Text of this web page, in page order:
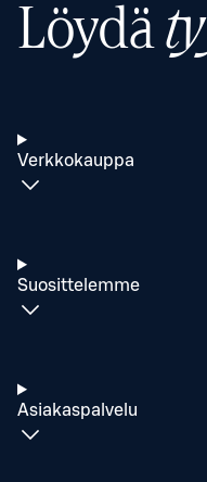
Löydä
Verkkokauppa
Suosittelemme
Asiakaspalvelu